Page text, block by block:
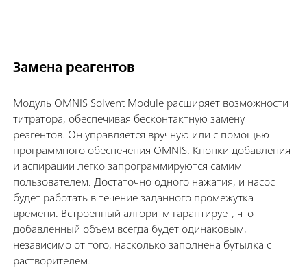
Замена реагентов
Модуль OMNIS Solvent Module расширяет возможности
титратора, обеспечивая бесконтактную замену
реагентов. Он управляется вручную или с помощью
программного обеспечения OMNIS. Кнопки добавления
и аспирации легко запрограммируются самим
пользователем. Достаточно одного нажатия, и насос
будет работать в течение заданного промежутка
времени. Встроенный алгоритм гарантирует, что
добавленный объем всегда будет одинаковым,
независимо от того, насколько заполнена бутылка с
растворителем.